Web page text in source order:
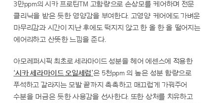
3만ppm의 시카 프로틴TM 고함량으로 손상모를 케어하며 전문
클리닉을 받은 듯한 영양감을 부여한다. 고영양 케어에도 가벼운
마무리감과 시간이 지난 후에도 떡지지 않고 한 올 한 올 떨어지는
에어리하고 산뜻한 느낌을 준다.
아모레퍼시픽 최초로 세라마이드 성분을 헤어 에센스에 적용한
‘시카 세라마이드 오일세럼’은 5천ppm 의 높은 성분 함량으로
푸석하고 갈라지는 모발 끝까지 촉촉하고 매끄럽게 가꿔주어
수분을 머금은 듯한 사용감을 선사한다. 또한 상처를 치유하고